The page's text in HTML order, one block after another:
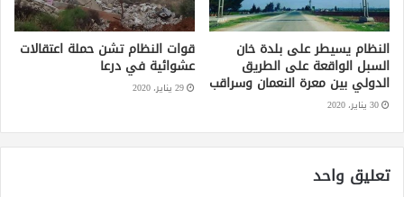
النظام يسيطر على بلدة خان
السبل الواقعة على الطريق
الدولي بين معرة النعمان وسراقب
30 يناير، 2020
قوات النظام تشن حملة اعتقالات
عشوائية في درعا
29 يناير، 2020
تعليق واحد